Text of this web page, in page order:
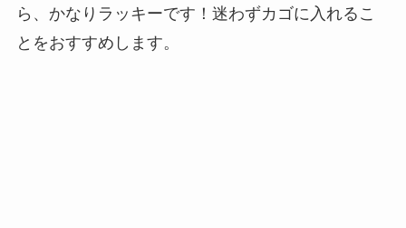
ら、かなりラッキーです！迷わずカゴに入れるこ
とをおすすめします。